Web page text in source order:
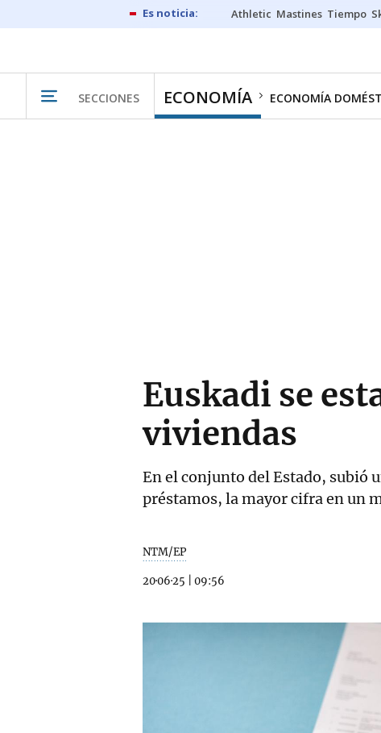
Athletic Mastines Tiempo
SECCIONES ECONOMÍA ECONOMÍA
Euskadi se
viviendas
En el conjunto del Estado, subió
préstamos, la mayor cifra en un
NTM/EP
20·06·25 09:56